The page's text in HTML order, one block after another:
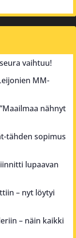
vaihtuu!
MM-
nähnyt
tähden sopimus
lupaavan
– nyt löytyi
– näin kaikki